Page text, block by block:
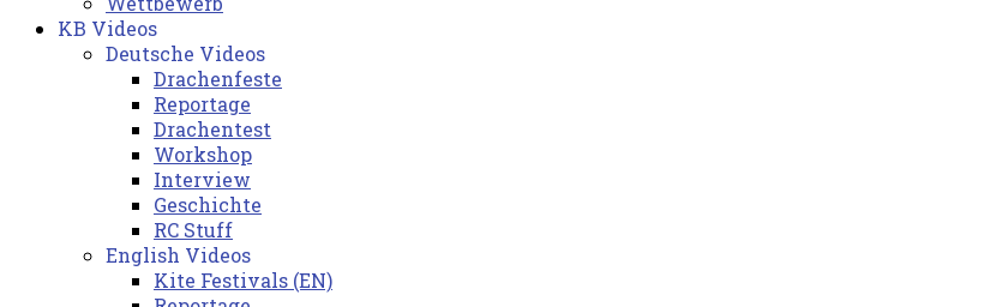
KB Videos
Deutsche Videos
Drachenfeste
Reportage
Drachentest
Workshop
Interview
Geschichte
RC Stuff
English Videos
Kite Festivals (EN)